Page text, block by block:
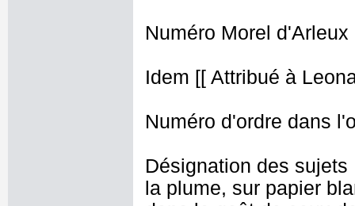
Numéro Morel d'Arleux
Idem [[ Attribué à
Numéro d'ordre dans
Désignation des
la plume, sur papier